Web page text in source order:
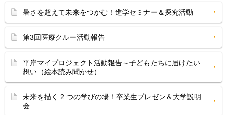
暑さを超えて未来をつかむ！進学セミナー＆探究活動
第3回医療クルー活動報告
平岸マイプロジェクト活動報告～子どもたちに届けたい
想い（絵本読み聞かせ）
未来を描く 2 つの学びの場！卒業生プレゼン＆大学説明
会